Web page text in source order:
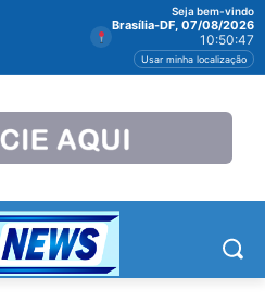
Seja bem-vindo
Brasília-DF, 07/08/2026
10:50:47
Usar minha localização